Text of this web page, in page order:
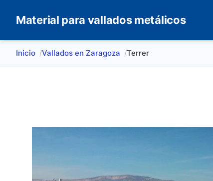
Material para vallados metálicos
Inicio Vallados en Zaragoza Terrer